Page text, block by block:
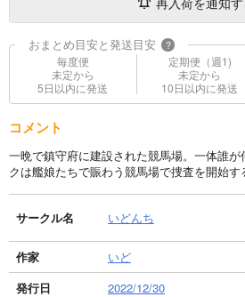
おまとめ目安と発送目安 ?
毎度便
未定から
5日以内に発送
定期便（週1)
未定から
10日以内に発送
コメント
一晩で鎮守府に建設された競馬場。一体誰
クは艦娘たちで賑わう競馬場で捜査を開始
サークル名 いどんち
作家
いど
発行日
2022/12/30